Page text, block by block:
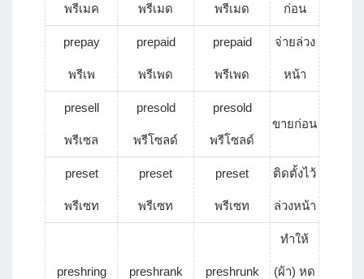
พรีเมค พรีเมด พรีเมด ก่อน
prepay
พรีเพ
prepaid
พรีเพด
prepaid
พรีเพด
จ่ายล่วง
หน้า
presell
พรีเซล
presold
พรีโซลด์
presold
พรีโซลด์
ขายก่อน
preset
พรีเซท
preset
พรีเซท
preset
พรีเซท
ติดตั้งไว้
ล่วงหน้า
preshring preshrank preshrunk
ทำให้
(ผ้า) หด